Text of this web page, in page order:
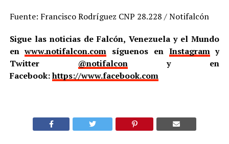
Fuente: Francisco Rodríguez CNP 28.228 / Notifalcón
Sigue las noticias de Falcón, Venezuela y el Mundo
enwww.notifalcon.com síguenos en Instagramy
Twitter @notifalcony en
Facebook:https://www.facebook.com